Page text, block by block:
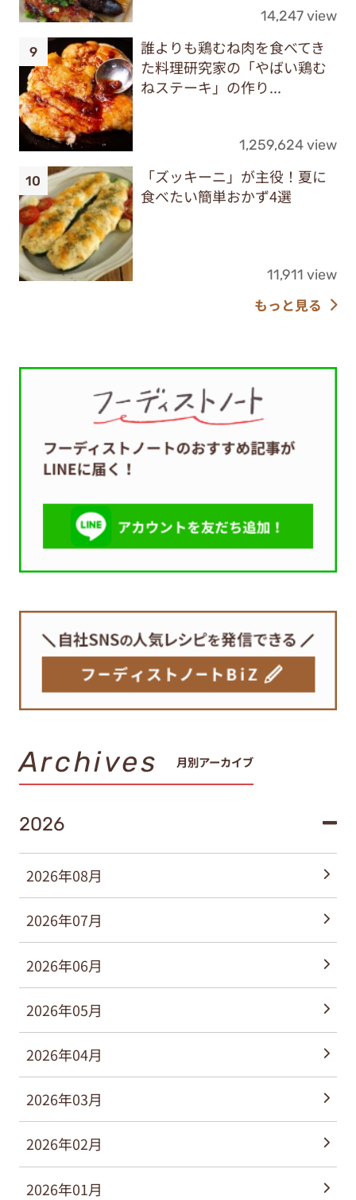
14,247 view
誰よりも鶏むね肉を食べてき
た料理研究家の「やばい鶏む
ねステーキ」の作り...
1,259,624 view
「ズッキーニ」が主役！夏に
食べたい簡単おかず4選
11,911 view
もっと見る
Archives 月別アーカイブ
2026
2026年08月
2026年07月
2026年06月
2026年05月
2026年04月
2026年03月
2026年02月
2026年01月